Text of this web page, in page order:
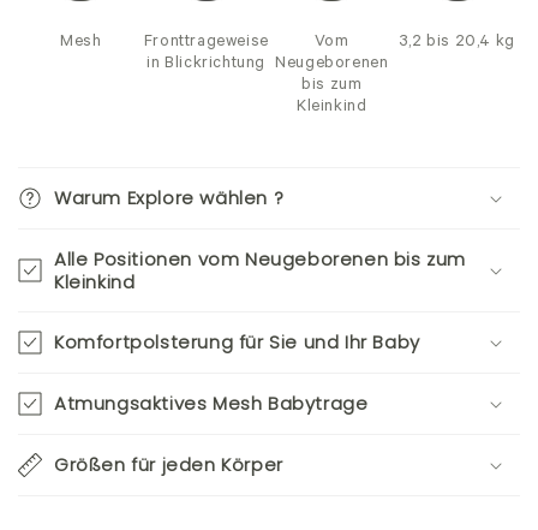
Mesh
Fronttrageweise
in Blickrichtung
Vom
Neugeborenen
bis zum
Kleinkind
3,2 bis 20,4 kg
Warum Explore wählen ?
Alle Positionen vom Neugeborenen bis zum
Kleinkind
Komfortpolsterung für Sie und Ihr Baby
Atmungsaktives Mesh Babytrage
Größen für jeden Körper